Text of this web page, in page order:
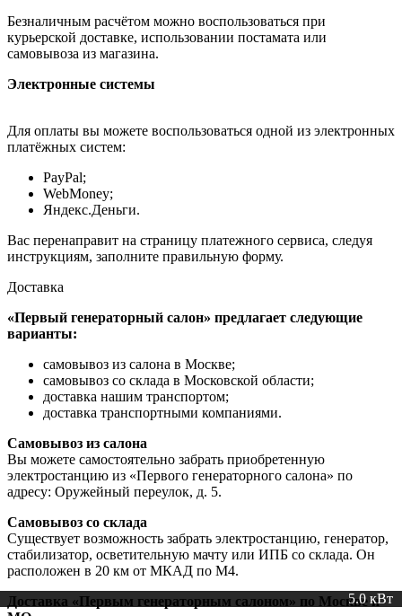
Безналичным расчётом можно воспользоваться при
курьерской доставке, использовании постамата или
самовывоза из магазина.
Электронные системы
Для оплаты вы можете воспользоваться одной из электронных
платёжных систем:
PayPal;
WebMoney;
Яндекс.Деньги.
Вас перенаправит на страницу платежного сервиса, следуя
инструкциям, заполните правильную форму.
Доставка
«Первый генераторный салон» предлагает следующие
варианты:
самовывоз из салона в Москве;
самовывоз со склада в Московской области;
доставка нашим транспортом;
доставка транспортными компаниями.
Самовывоз из салона
Вы можете самостоятельно забрать приобретенную
электростанцию из «Первого генераторного салона» по
адресу: Оружейный переулок, д. 5.
Самовывоз со склада
Существует возможность забрать электростанцию, генератор,
стабилизатор, осветительную мачту или ИПБ со склада. Он
расположен в 20 км от МКАД по М4.
Доставка «Первым генераторным салоном» по Москве и
5 кВт
5.0 кВт